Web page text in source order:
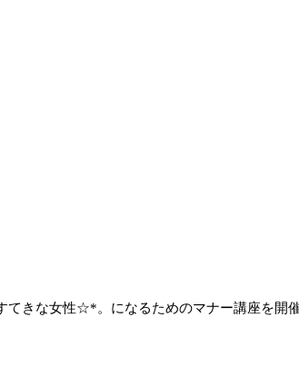
きな女性☆*。になるためのマナー講座を開